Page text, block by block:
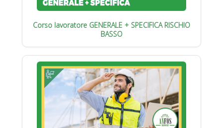
Corso lavoratore GENERALE + SPECIFICA RISCHIO
BASSO